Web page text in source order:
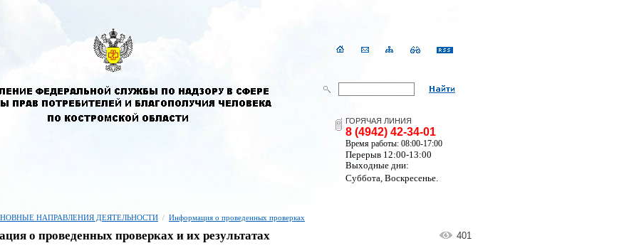
ГОРЯЧАЯ ЛИНИЯ
8 (4942) 42-34-01
Время работы: 08:00-17:00
Перерыв 12:00-13:00
Выходные дни:
Суббота, Воскресенье.
НАПРАВЛЕНИЯ ДЕЯТЕЛЬНОСТИ / Информация о проведенных проверках
о проведенных проверках и их результатах 401